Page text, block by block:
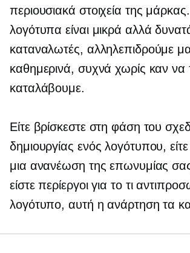
περιουσιακά στοιχεία της
λογότυπα είναι μικρά αλλά
καταναλωτές, αλληλεπιδρούμε
καθημερινά, συχνά χωρίς καν να
καταλάβουμε.
Είτε βρίσκεστε στη φάση του
δημιουργίας ενός λογότυπου,
μια ανανέωση της επωνυμίας
είστε περίεργοι για το τι
λογότυπο, αυτή η ανάρτηση τα